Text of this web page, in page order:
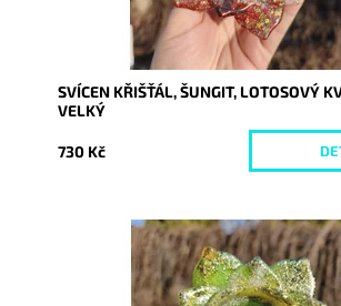
SVÍCEN KŘIŠŤÁL, ŠUNGIT, LOTOSOVÝ
VELKÝ
730 Kč
Dostupnost:
Vyprodáno
10597